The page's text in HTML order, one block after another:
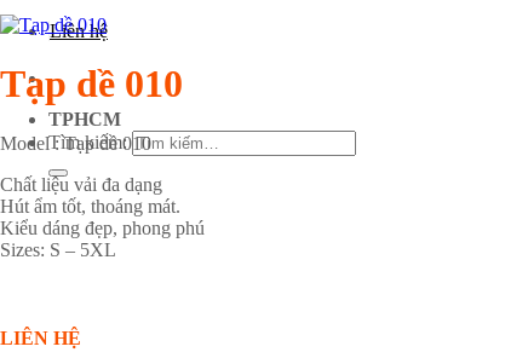
Liên hệ
TPHCM
Tìm kiếm:
Tạp dề 010
Model : Tạp dề 010
Chất liệu vải đa dạng
Hút ẩm tốt, thoáng mát.
Kiểu dáng đẹp, phong phú
Sizes: S – 5XL
LIÊN HỆ